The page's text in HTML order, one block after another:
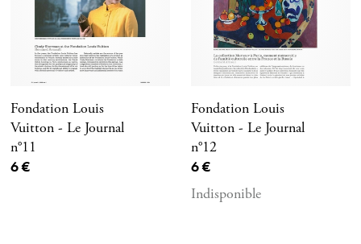
Fondation Louis
Vuitton - Le Journal
n°11
Prix ​​actuel
6 €
Fondation Louis
Vuitton - Le Journal
n°12
Prix ​​actuel
6 €
Indisponible